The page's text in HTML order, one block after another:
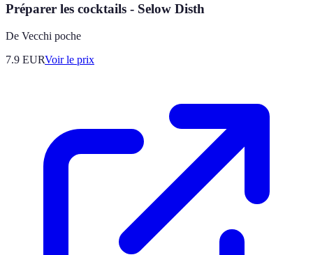
Préparer les cocktails - Selow Disth
De Vecchi poche
7.9 EURVoir le prix